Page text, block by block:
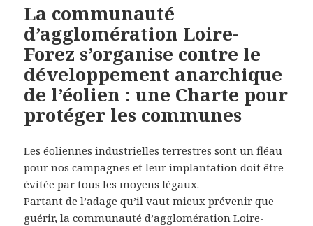
La communauté
d’agglomération Loire-
Forez s’organise contre le
développement anarchique
de l’éolien : une Charte pour
protéger les communes
Les éoliennes industrielles terrestres sont un fléau
pour nos campagnes et leur implantation doit être
évitée par tous les moyens légaux.
Partant de l’adage qu’il vaut mieux prévenir que
guérir, la communauté d’agglomération Loire-